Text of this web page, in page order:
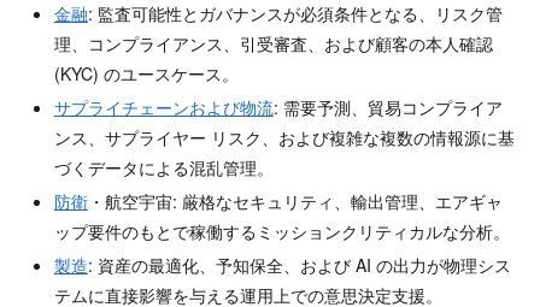
金融: 監査可能性とガバナンスが必須条件となる、リスク管
理、コンプライアンス、引受審査、および顧客の本人確認
(KYC) のユースケース。
サプライチェーンおよび物流: 需要予測、貿易コンプライア
ンス、サプライヤー リスク、および複雑な複数の情報源に基
づくデータによる混乱管理。
防衛・航空宇宙: 厳格なセキュリティ、輸出管理、エアギャ
ップ要件のもとで稼働するミッションクリティカルな分析。
製造: 資産の最適化、予知保全、および AI の出力が物理シス
テムに直接影響を与える運用上での意思決定支援。